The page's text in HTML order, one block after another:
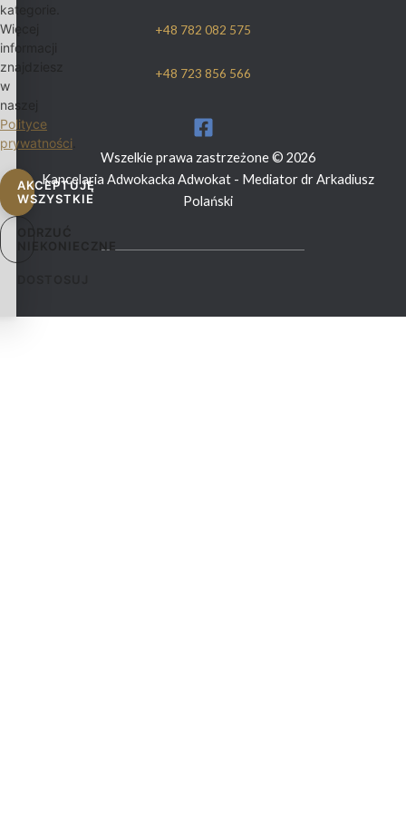
+48 782 082 575
+48 723 856 566
Wszelkie prawa zastrzeżone © 2026
Kancelaria Adwokacka Adwokat - Mediator dr Arkadiusz
Polański
kategorie.
Więcej
informacji
znajdziesz
w
naszej
Polityce
prywatności
AKCEPTUJĘ
WSZYSTKIE